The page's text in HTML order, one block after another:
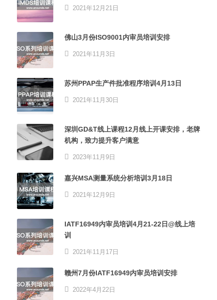
2021年12月21日
佛山3月份ISO9001内审员培训安排
2021年11月3日
苏州PPAP生产件批准程序培训4月13日
2021年11月30日
深圳GD&T线上课程12月线上开课安排，老牌
机构，致力提升客户满意
2023年11月9日
嘉兴MSA测量系统分析培训3月18日
2021年12月9日
IATF16949内审员培训4月21-22日@线上培
训
2021年11月17日
赣州7月份IATF16949内审员培训安排
2022年4月22日